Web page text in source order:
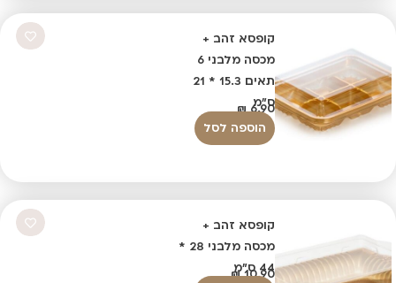
קופסא זהב +
מכסה מלבני 6
תאים 15.3 * 21
ס"מ ₪6.90
הוספה לסל
קופסא זהב +
מכסה מלבני 28 *
44 ס"מ
₪10.90